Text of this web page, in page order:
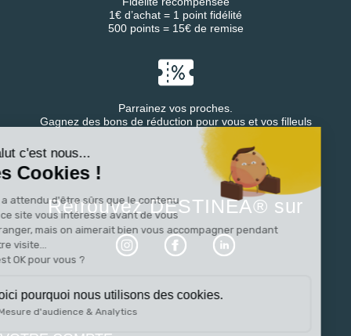
Continuer sans accepter
Salut c'est nous...
les Cookies !
On a attendu d'être sûrs que le contenu
de ce site vous intéresse avant de vous
déranger, mais on aimerait bien vous accompagner pendant
votre visite...
C'est OK pour vous ?
Voici pourquoi nous utilisons des cookies.
Mesure d'audience & Analytics
1€ d’achat = 1 point fidélité
500 points = 15€ de remise
Parrainez vos proches.
Gagnez des bons de réduction pour vous et vos filleuls
Retrouvez DESTINEA® sur